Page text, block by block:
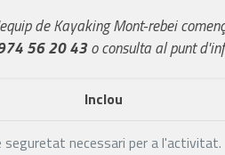
de Kayaking Mont-rebei
56 20 43o consulta al punt
Inclou
necessari per a l'activitat.